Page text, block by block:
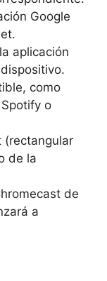
Google
aplicación
como
o
(rectangular
de la
de
a